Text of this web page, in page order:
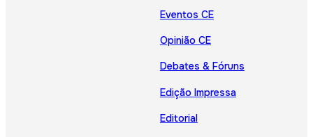
Eventos CE
Opinião CE
Debates & Fóruns
Edição Impressa
Editorial